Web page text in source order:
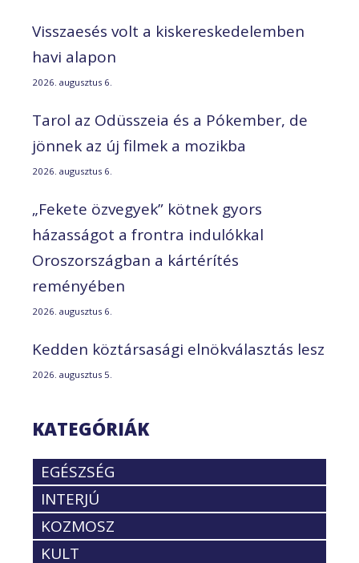
Visszaesés volt a kiskereskedelemben
havi alapon
2026. augusztus 6.
Tarol az Odüsszeia és a Pókember, de
jönnek az új filmek a mozikba
2026. augusztus 6.
„Fekete özvegyek” kötnek gyors
házasságot a frontra indulókkal
Oroszországban a kártérítés
reményében
2026. augusztus 6.
Kedden köztársasági elnökválasztás lesz
2026. augusztus 5.
KATEGÓRIÁK
EGÉSZSÉG
INTERJÚ
KOZMOSZ
KULT